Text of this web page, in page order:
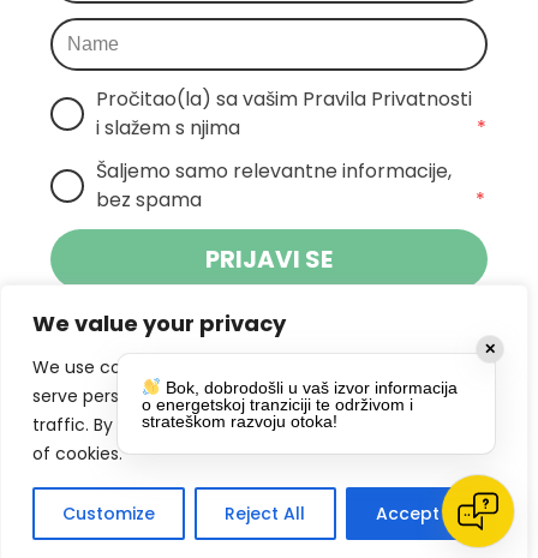
We value your privacy
We use cookies to enhance your browsing experience,
serve personalized ads or content, and analyze our
traffic. By clicking "Accept All", you consent to our use
of cookies.
Customize Reject All Accept All
Pročitao(la) sa vašim Pravila Privatnosti
i slažem s njima
*
Šaljemo samo relevantne informacije,
bez spama
*
PRIJAVI SE
Klikom na gumb dajete suglasnost za
primanje novosti Pokreta Otoka te se
slažete spolitikom privatnosti.
DRUŠTVENE MREŽE
✕
Bok, dobrodošli u vaš izvor informacija
o energetskoj tranziciji te održivom i
strateškom razvoju otoka!